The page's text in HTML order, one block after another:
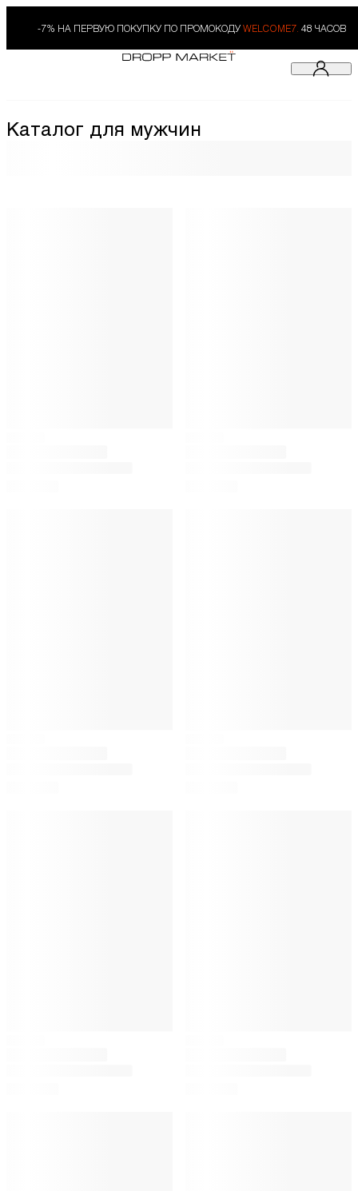
-7% НА ПЕРВУЮ ПОКУПКУ ПО ПРОМОКОДУ WELCOME7. 48 ЧАСОВ
Каталог для мужчин